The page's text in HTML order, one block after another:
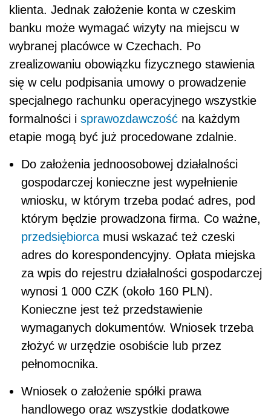
klienta. Jednak założenie konta w czeskim
banku może wymagać wizyty na miejscu w
wybranej placówce w Czechach. Po
zrealizowaniu obowiązku fizycznego stawienia
się w celu podpisania umowy o prowadzenie
specjalnego rachunku operacyjnego wszystkie
formalności i sprawozdawczość na każdym
etapie mogą być już procedowane zdalnie.
Do założenia jednoosobowej działalności
gospodarczej konieczne jest wypełnienie
wniosku, w którym trzeba podać adres, pod
którym będzie prowadzona firma. Co ważne,
przedsiębiorca musi wskazać też czeski
adres do korespondencyjny. Opłata miejska
za wpis do rejestru działalności gospodarczej
wynosi 1 000 CZK (około 160 PLN).
Konieczne jest też przedstawienie
wymaganych dokumentów. Wniosek trzeba
złożyć w urzędzie osobiście lub przez
pełnomocnika.
Wniosek o założenie spółki prawa
handlowego oraz wszystkie dodatkowe